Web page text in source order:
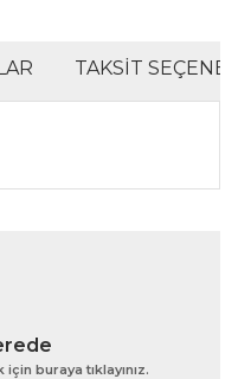
TAKSIT
açıklamalarında ve
bulunuyor.
buraya tıklayınız.